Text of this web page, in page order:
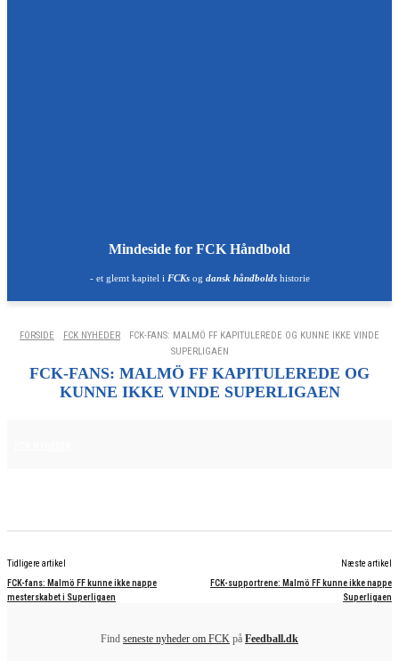
Mindeside for FCK Håndbold
- et glemt kapitel i FCKsog dansk håndboldshistorie
FORSIDE FCK NYHEDER
FCK-FANS: MALMÖ FF KAPITULEREDE OG KUNNE IKKE VINDE
SUPERLIGAEN
FCK-FANS: MALMÖ FF KAPITULEREDE OG
KUNNE IKKE VINDE SUPERLIGAEN
Tidligere artikel
FCK-fans: Malmö FF kunne ikke nappe
mesterskabet i Superligaen
Næste artikel
FCK-supportrene: Malmö FF kunne ikke nappe
Superligaen
Find seneste nyheder om FCK på Feedball.dk